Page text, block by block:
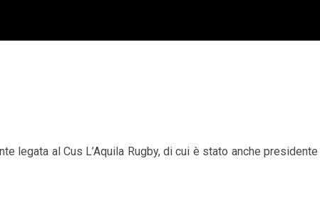
legata al Cus L’Aquila Rugby, di cui è stato anche